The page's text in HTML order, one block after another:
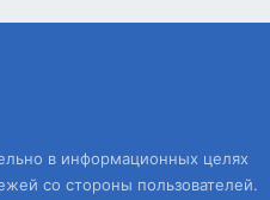
в информационных целях
со стороны пользователей.